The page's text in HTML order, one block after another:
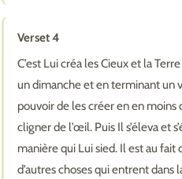
Verset 4
C’est Lui créa les Cieux et la
un dimanche et en terminant un
pouvoir de les créer en en moins
cligner de l’œil. Puis Il s’éleva et
manière qui Lui sied. Il est au fait
d’autres choses qui entrent dans